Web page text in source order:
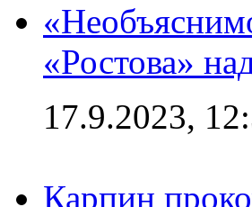
«Ростова»
17.9.2023,
Карпин